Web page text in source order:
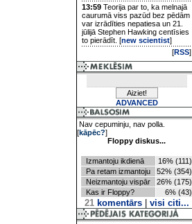
13:59 Teorija par to, ka melnajā
caurumā viss pazūd bez pēdām
var izrādīties nepatiesa un 21.
jūlijā Stephen Hawking centīsies
to pierādīt. [new scientist]
[RSS]
ADVANCED
Nav cepuminju, nav polla.
[kāpēc?]
Floppy diskus...
Izmantoju ikdienā
16% (111)
Pa retam izmantoju
52% (354)
Neizmantoju vispār
26% (175)
Kas ir Floppy?
6% (43)
21komentārs| visi citi...